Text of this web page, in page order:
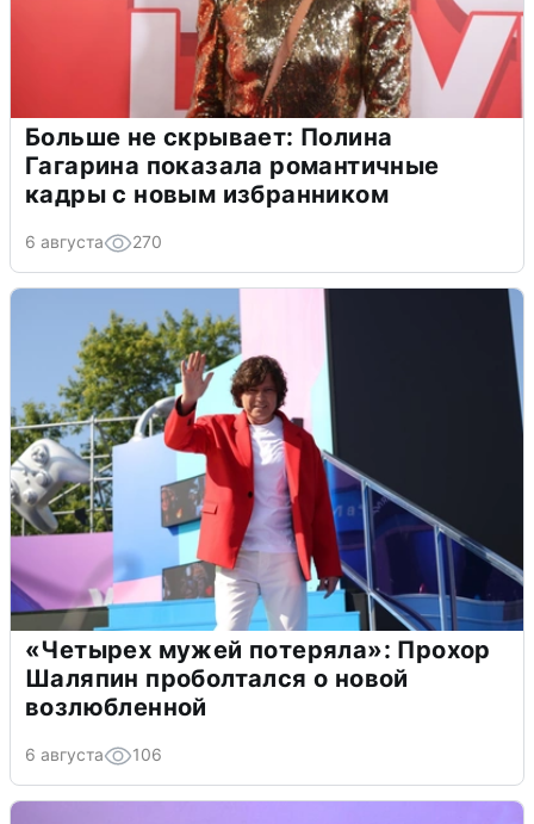
Больше не скрывает: Полина
Гагарина показала романтичные
кадры с новым избранником
6 августа 270
«Четырех мужей потеряла»: Прохор
Шаляпин проболтался о новой
возлюбленной
6 августа 106